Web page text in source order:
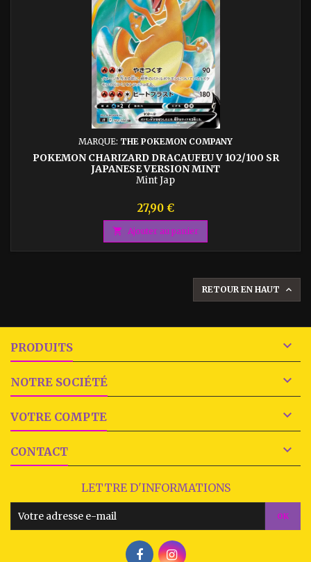
MARQUE: THE POKEMON COMPANY
POKEMON CHARIZARD DRACAUFEU V 102/100 SR
JAPANESE VERSION MINT
Mint Jap
Prix
27,90 €
 Ajouter au panier
RETOUR EN HAUT 
PRODUITS 
NOTRE SOCIÉTÉ 
VOTRE COMPTE 
CONTACT 
LETTRE D'INFORMATIONS